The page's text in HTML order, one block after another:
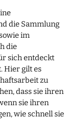
die Sammlung
im
die
sich entdeckt
Hier gilt es
zu
dass sie ihren
sie ihren
wie schnell sie